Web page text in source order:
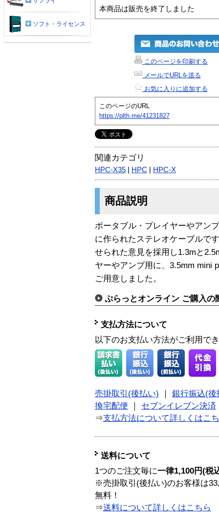
本商品は販売を終了しました
このページを印刷する
メールでURLを送る
お気に入りに追加する
このページのURL
https://plth.me/41231827
関連カテゴリ
HPC-X35 HPC HPC-X
商品説明
ポータブル・プレイヤーやアン
に作られたステレオケーブルで
せられた意見を採用し1.3mと
ヤーやアンプ用に、3.5mm mini
ご用意しました。
ぷらっとオンライン ご購入の
支払方法について
以下のお支払い方法がご利用で
売掛取引(後払い)
銀行振込(後
換宅配便
セブンイレブン決済
⇒支払方法について詳しくはこ
送料について
1つのご注文毎に一律1,100円(税
※売掛取引(後払い)のお客様は
無料！
⇒送料について詳しくはこちら
ソフト・ライセンス